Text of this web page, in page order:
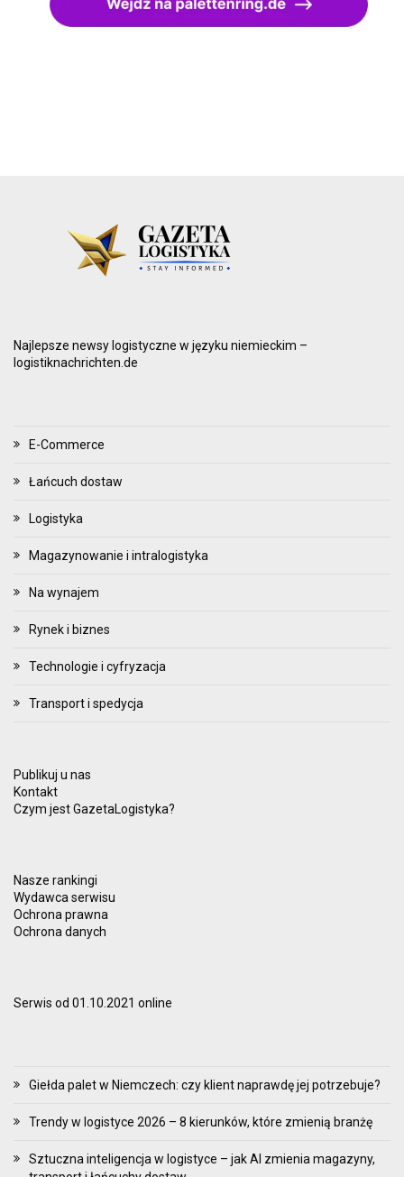
Najlepsze newsy logistyczne w języku niemieckim –
logistiknachrichten.de
E-Commerce
Łańcuch dostaw
Logistyka
Magazynowanie i intralogistyka
Na wynajem
Rynek i biznes
Technologie i cyfryzacja
Transport i spedycja
Publikuj u nas
Kontakt
Czym jest GazetaLogistyka?
Nasze rankingi
Wydawca serwisu
Ochrona prawna
Ochrona danych
Serwis od 01.10.2021 online
Giełda palet w Niemczech: czy klient naprawdę jej potrzebuje?
Trendy w logistyce 2026 – 8 kierunków, które zmienią branżę
Sztuczna inteligencja w logistyce – jak AI zmienia magazyny,